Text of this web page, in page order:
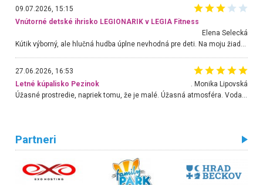
09.07.2026, 15:15
Vnútorné detské ihrisko LEGIONARIK v LEGIA Fitness
Elena Selecká
Kútik výborný, ale hlučná hudba úplne nevhodná pre deti. Na moju žiadosť o aspoň sušenie nereagovali.
27.06.2026, 16:53
Letné kúpalisko Pezinok
. Monika Lipovská
Partneri